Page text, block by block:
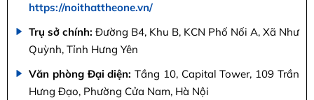
https://noithattheone.vn/
Trụ sở chính: Đường B4, Khu B, KCN Phố Nối A, Xã Như
Quỳnh, Tỉnh Hưng Yên
Văn phòng Đại diện: Tầng 10, Capital Tower, 109 Trần
Hưng Đạo, Phường Cửa Nam, Hà Nội